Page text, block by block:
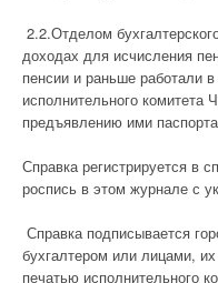
2.2.Отделом
доходах для исчисления
пенсии и раньше работали
исполнительного комитета
предъявлению ими
Справка регистрируется в
роспись в этом журнале с
Справка подписывается
бухгалтером или лицами,
печатью исполнительного